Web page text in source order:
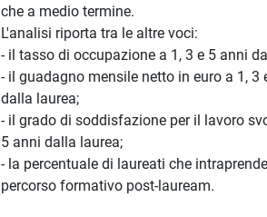
che a medio termine.
L'analisi riporta tra le altre voci:
- il tasso di occupazione a 1, 3 e 5 anni
- il guadagno mensile netto in euro a 1, 3
dalla laurea;
- il grado di soddisfazione per il lavoro
5 anni dalla laurea;
- la percentuale di laureati che
percorso formativo post-lauream.